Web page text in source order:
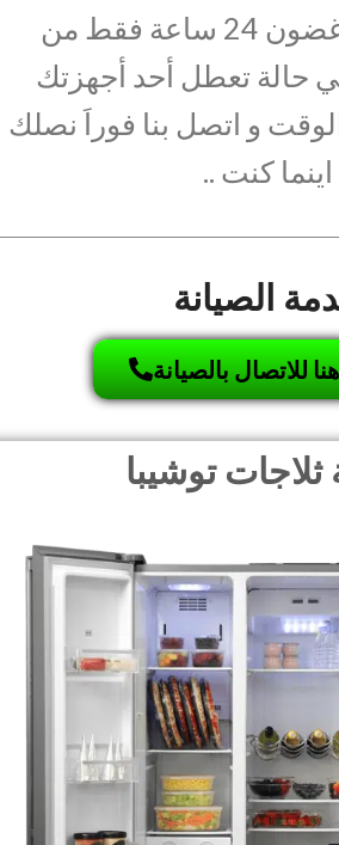
لمنزلكم في غضون 24 ساعة فقط من
حالة تعطل أحد أجهزتك
الوقت و اتصل بنا فوراَ نصلك
اينما كنت ..
الصيانة
للاتصال بالصيانة
ثلاجات توشيبا